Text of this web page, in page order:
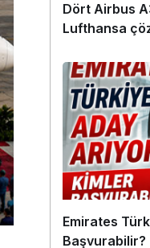
Dört Airbus
Lufthansa
Emirates
Başvurabilir?